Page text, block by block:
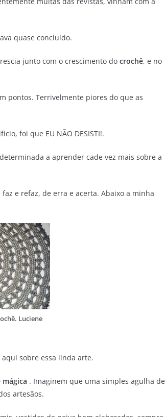
quase concluído.
junto com o crescimento do crochê, e no
pontos. Terrivelmente piores do que as
foi que EU NÃO DESISTI!.
a aprender cade vez mais sobre a
e refaz, de erra e acerta. Abaixo a minha
Luciene
sobre essa linda arte.
. Imaginem que uma simples agulha de
artesãos.